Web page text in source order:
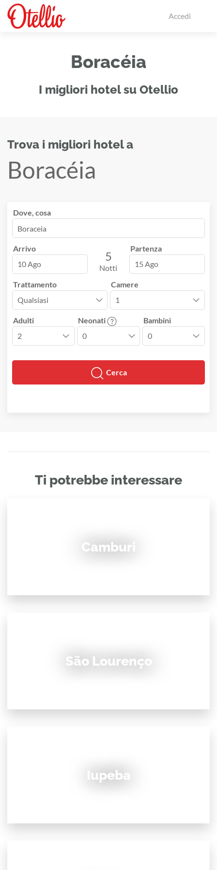
Accedi
Boracéia
I migliori hotel su Otellio
Trova i migliori hotel a
Boracéia
Dove, cosa
Arrivo
10 Ago
5
Notti
Partenza
15 Ago
Trattamento Camere
Adulti Neonati Bambini
Cerca
Ti potrebbe interessare
Camburi
São Lourenço
Iupeba